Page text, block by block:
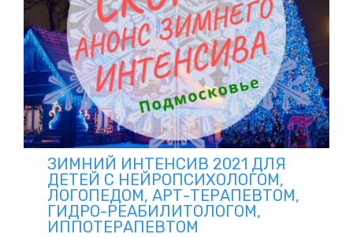
ЗИМНИЙ ИНТЕНСИВ 2021 ДЛЯ
ДЕТЕЙ С НЕЙРОПСИХОЛОГОМ,
ЛОГОПЕДОМ, АРТ-ТЕРАПЕВТОМ,
ГИДРО-РЕАБИЛИТОЛОГОМ,
ИППОТЕРАПЕВТОМ